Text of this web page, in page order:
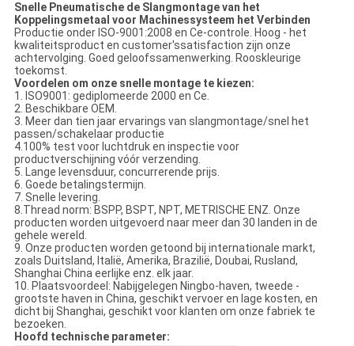
Snelle Pneumatische de Slangmontage van het
Koppelingsmetaal voor Machinessysteem het Verbinden
Productie onder ISO-9001:2008 en Ce-controle. Hoog - het
kwaliteitsproduct en customer'ssatisfaction zijn onze
achtervolging. Goed geloofssamenwerking. Rooskleurige
toekomst.
Voordelen om onze snelle montage te kiezen:
1. ISO9001: gediplomeerde 2000 en Ce.
2. Beschikbare OEM.
3. Meer dan tien jaar ervarings van slangmontage/snel het
passen/schakelaar productie
4.100% test voor luchtdruk en inspectie voor
productverschijning vóór verzending.
5. Lange levensduur, concurrerende prijs.
6. Goede betalingstermijn.
7. Snelle levering.
8.Thread norm: BSPP, BSPT, NPT, METRISCHE ENZ. Onze
producten worden uitgevoerd naar meer dan 30 landen in de
gehele wereld.
9. Onze producten worden getoond bij internationale markt,
zoals Duitsland, Italië, Amerika, Brazilië, Doubai, Rusland,
Shanghai China eerlijke enz. elk jaar.
10. Plaatsvoordeel: Nabijgelegen Ningbo-haven, tweede -
grootste haven in China, geschikt vervoer en lage kosten, en
dicht bij Shanghai, geschikt voor klanten om onze fabriek te
bezoeken.
Hoofd technische parameter: